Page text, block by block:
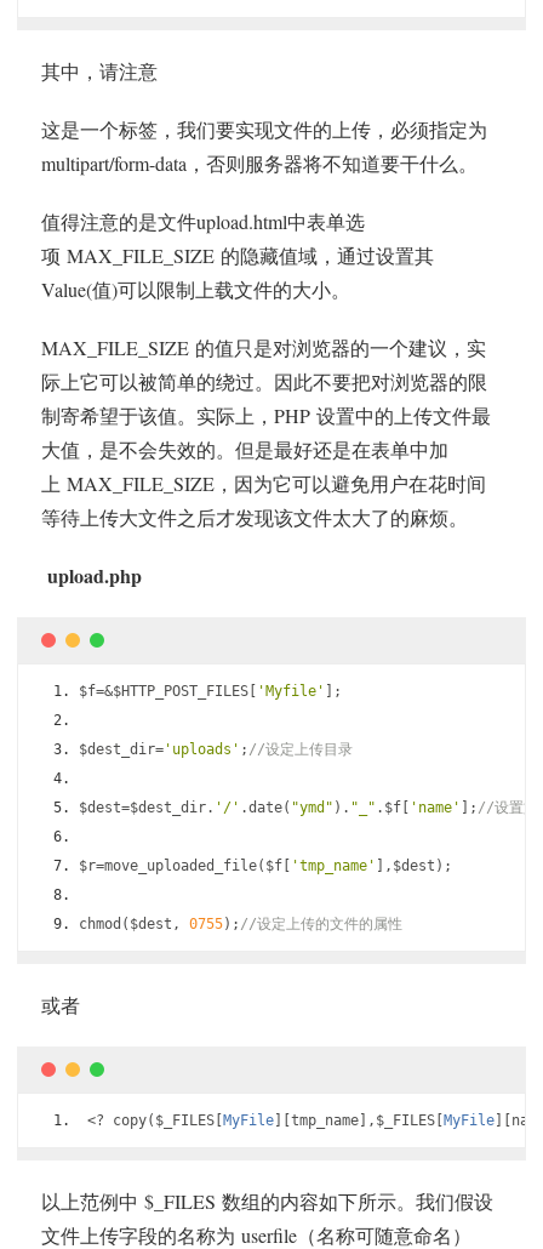
其中，请注意
这是一个标签，我们要实现文件的上传，必须指定为
multipart/form-data，否则服务器将不知道要干什么。
值得注意的是文件upload.html中表单选
项 MAX_FILE_SIZE 的隐藏值域，通过设置其
Value(值)可以限制上载文件的大小。
MAX_FILE_SIZE 的值只是对浏览器的一个建议，实
际上它可以被简单的绕过。因此不要把对浏览器的限
制寄希望于该值。实际上，PHP 设置中的上传文件最
大值，是不会失效的。但是最好还是在表单中加
上 MAX_FILE_SIZE，因为它可以避免用户在花时间
等待上传大文件之后才发现该文件太大了的麻烦。
upload.php
$f=&$HTTP_POST_FILES 'Myfile' ];
$dest_dir= 'uploads' ; //设定上传目录
$dest=$dest_dir. '/' .date( "ymd" ). "_" . $f 'name' ]; //设置文
$r=move_uploaded_file( $f 'tmp_name' ], $dest );
chmod ( $dest , 0755); //设定上传的文件的属性
或者
<? copy( $_FILES MyFile tmp_name ], $_FILES MyFile
以上范例中 $_FILES 数组的内容如下所示。我们假设
文件上传字段的名称为 userfile（名称可随意命名）